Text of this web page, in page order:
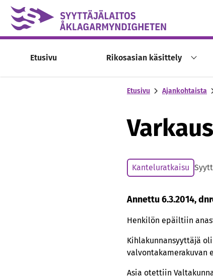
Skip to content -saavutettavuusohje
Etusivu Rikosasian käsittely
Etusivu Ajankohtaista
Kanteluratkaisu
Annettu 6.3.2014,
Henkilön epäiltiin
Kihlakunnansyyttäjä
valvontakamerakuvan
Asia otettiin